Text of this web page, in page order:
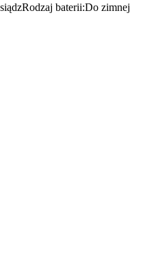
Rodzaj baterii:Do zimnej